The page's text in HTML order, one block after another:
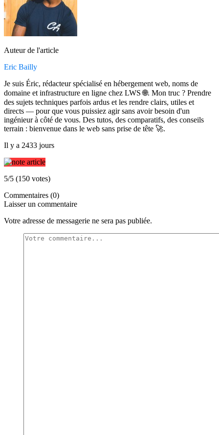
Auteur de l'article
Eric Bailly
Je suis Éric, rédacteur spécialisé en hébergement web, noms de
domaine et infrastructure en ligne chez LWS 🌐. Mon truc ? Prendre
des sujets techniques parfois ardus et les rendre clairs, utiles et
directs — pour que vous puissiez agir sans avoir besoin d'un
ingénieur à côté de vous. Des tutos, des comparatifs, des conseils
terrain : bienvenue dans le web sans prise de tête 🚀.
Il y a 2433 jours
5/5 (150 votes)
Commentaires (0)
Laisser un commentaire
Votre adresse de messagerie ne sera pas publiée.